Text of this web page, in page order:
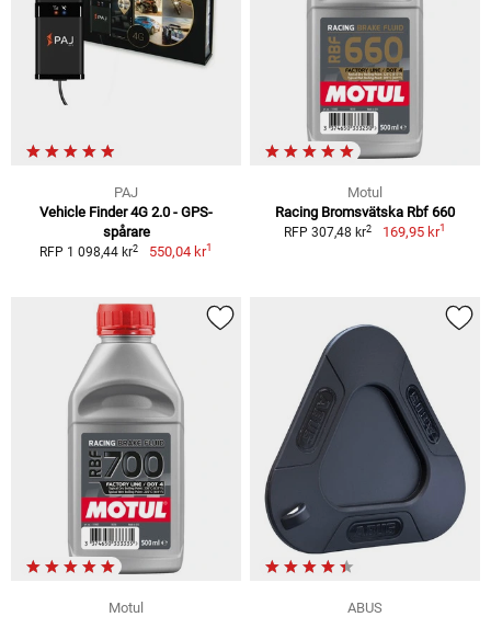
PAJ
Vehicle Finder 4G 2.0 - GPS-
spårare
RFP 1 098,44 kr2 550,04 kr1
Motul
Racing Bromsvätska Rbf 660
RFP 307,48 kr2 169,95 kr1
Motul
ABUS